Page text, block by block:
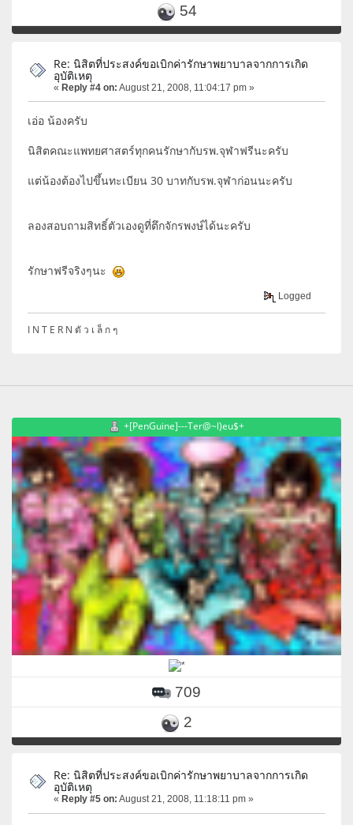
54
Re: นิสิตที่ประสงค์ขอเบิกค่ารักษาพยาบาลจากการเกิด
อุบัติเหตุ
« Reply #4 on: August 21, 2008, 11:04:17 pm »
เอ่อ น้องครับ
นิสิตคณะแพทยศาสตร์ทุกคนรักษากับรพ.จุฬาฟรีนะครับ
แต่น้องต้องไปขึ้นทะเบียน 30 บาทกับรพ.จุฬาก่อนนะครับ
ลองสอบถามสิทธิ์ตัวเองดูที่ตึกจักรพงษ์ได้นะครับ
รักษาฟรีจริงๆนะ
Logged
I N T E R N ตั ว เ ล็ ก ๆ
+[PenGuine]---Ter@~l)eu$+
709
2
Re: นิสิตที่ประสงค์ขอเบิกค่ารักษาพยาบาลจากการเกิด
อุบัติเหตุ
« Reply #5 on: August 21, 2008, 11:18:11 pm »